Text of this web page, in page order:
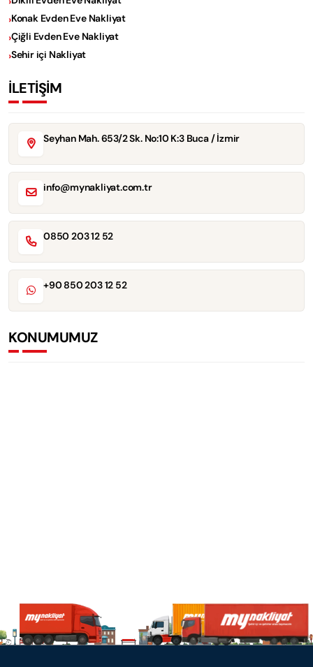
Konak Evden Eve Nakliyat
Çiğli Evden Eve Nakliyat
Sehir içi Nakliyat
İLETİŞİM
Seyhan Mah. 653/2 Sk. No:10 K:3 Buca / İzmir
info@mynakliyat.com.tr
0850 203 12 52
+90 850 203 12 52
KONUMUMUZ